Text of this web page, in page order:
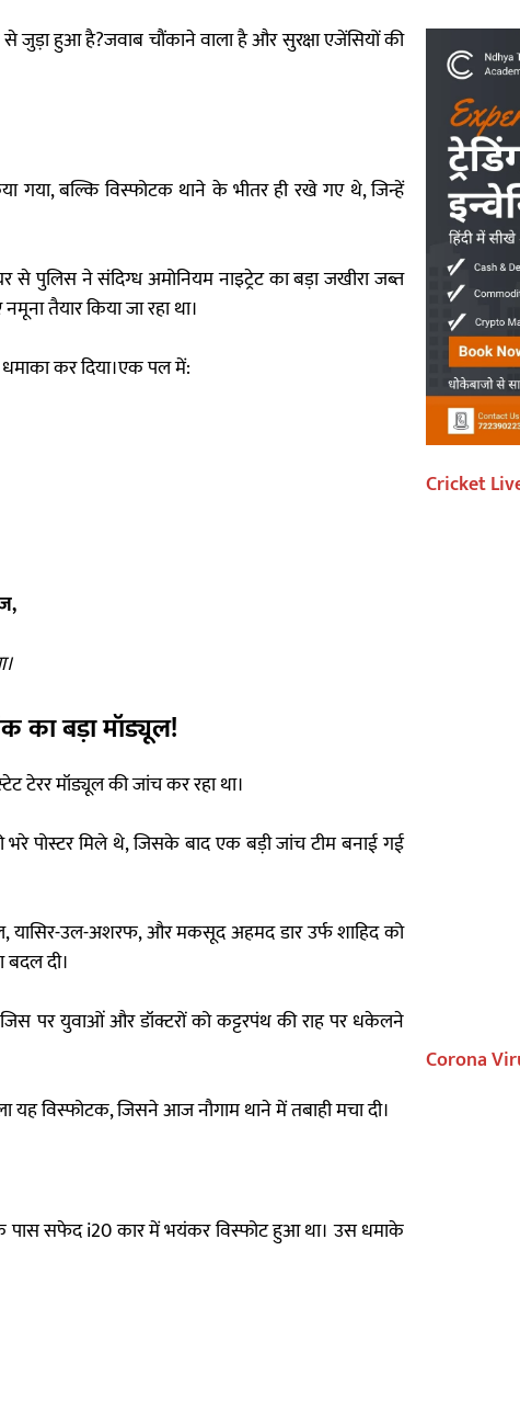
जुड़ा हुआ है?जवाब चौंकाने वाला है और सुरक्षा एजेंसियों की
गया, बल्कि विस्फोटक थाने के भीतर ही रखे गए थे, जिन्हें
से पुलिस ने संदिग्ध अमोनियम नाइट्रेट का बड़ा जखीरा जब्त
तैयार किया जा रहा था।
कर दिया।एक पल में:
का बड़ा मॉड्यूल!
टेरर मॉड्यूल की जांच कर रहा था।
पोस्टर मिले थे, जिसके बाद एक बड़ी जांच टीम बनाई गई
यासिर-उल-अशरफ, और मकसूद अहमद डार उर्फ शाहिद को
दी।
पर युवाओं और डॉक्टरों को कट्टरपंथ की राह पर धकेलने
यह विस्फोटक, जिसने आज नौगाम थाने में तबाही मचा दी।
पास सफेद i20 कार में भयंकर विस्फोट हुआ था। उस धमाके
Cricket
Corona